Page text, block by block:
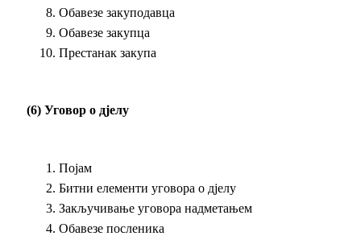
Обавезе закуподавца
Обавезе закупца
Престанак закупа
(6) Уговор о дјелу
Појам
Битни елементи уговора о дјелу
Закључивање уговора надметањем
Обавезе посленика